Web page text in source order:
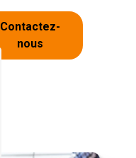
Contactez-
nous